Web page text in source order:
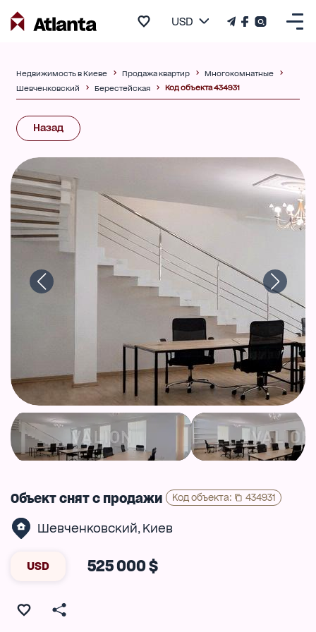
USD
Недвижимость в Киеве Продажа квартир
Многокомнатные
Шевченковский
Берестейская Код объекта 434931
Назад
Объект снят с продажи Код объекта: 434931
Шевченковский, Киев
USD 525 000 $